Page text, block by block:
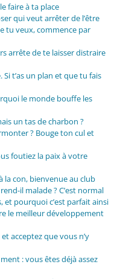
faire à ta place
qui veut arrêter de l’être
tu veux, commence par
arrête de te laisser distraire
Si t’as un plan et que tu fais
le monde bouffe les
un tas de charbon ?
? Bouge ton cul et
foutiez la paix à votre
la con, bienvenue au club
il malade ? C’est normal
et pourquoi c’est parfait ainsi
le meilleur développement
acceptez que vous n’y
: vous êtes déjà assez